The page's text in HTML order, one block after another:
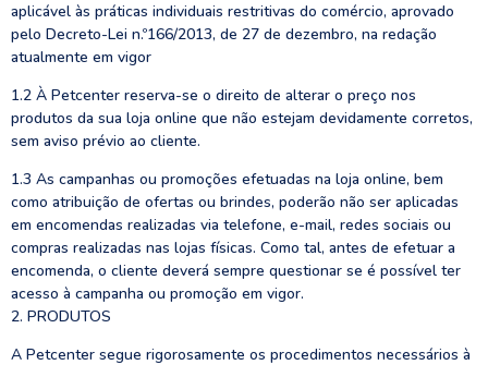
aplicável às práticas individuais restritivas do comércio, aprovado
pelo Decreto-Lei n.º166/2013, de 27 de dezembro, na redação
atualmente em vigor
1.2 À Petcenter reserva-se o direito de alterar o preço nos
produtos da sua loja online que não estejam devidamente corretos,
sem aviso prévio ao cliente.
1.3 As campanhas ou promoções efetuadas na loja online, bem
como atribuição de ofertas ou brindes, poderão não ser aplicadas
em encomendas realizadas via telefone, e-mail, redes sociais ou
compras realizadas nas lojas físicas. Como tal, antes de efetuar a
encomenda, o cliente deverá sempre questionar se é possível ter
acesso à campanha ou promoção em vigor.
2. PRODUTOS
A Petcenter segue rigorosamente os procedimentos necessários à